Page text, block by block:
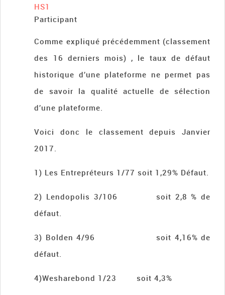
HS1
Participant
Comme expliqué précédemment (classement
des 16 derniers mois) , le taux de défaut
historique d’une plateforme ne permet pas
de savoir la qualité actuelle de sélection
d’une plateforme.
Voici donc le classement depuis Janvier
2017.
1) Les Entrepréteurs 1/77 soit 1,29% Défaut.
2) Lendopolis 3/106 soit 2,8 % de
défaut.
3) Bolden 4/96 soit 4,16% de
défaut.
4)Wesharebond 1/23 soit 4,3%